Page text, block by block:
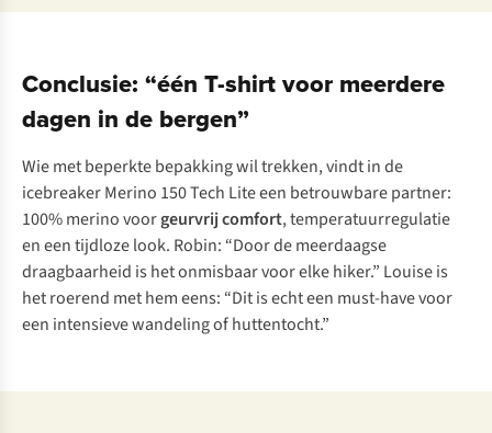
Conclusie: “één T-shirt voor meerdere
dagen in de bergen”
Wie met beperkte bepakking wil trekken, vindt in de
icebreaker Merino 150 Tech Lite een betrouwbare partner:
100% merino voorgeurvrij comfort, temperatuurregulatie
en een tijdloze look. Robin: “Door de meerdaagse
draagbaarheid is het onmisbaar voor elke hiker.” Louise is
het roerend met hem eens: “Dit is echt een must-have voor
een intensieve wandeling of huttentocht.”